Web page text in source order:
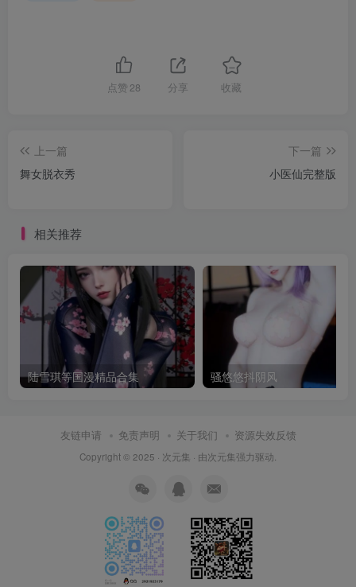
点赞 28 分享 收藏
上一篇
舞女脱衣秀
下一篇
小医仙完整版
相关推荐
陆雪琪等国漫精品合集 骚悠悠抖阴风
友链申请 免责声明 关于我们 资源失效反馈
Copyright © 2025 · 次元集 · 由次元集强力驱动.